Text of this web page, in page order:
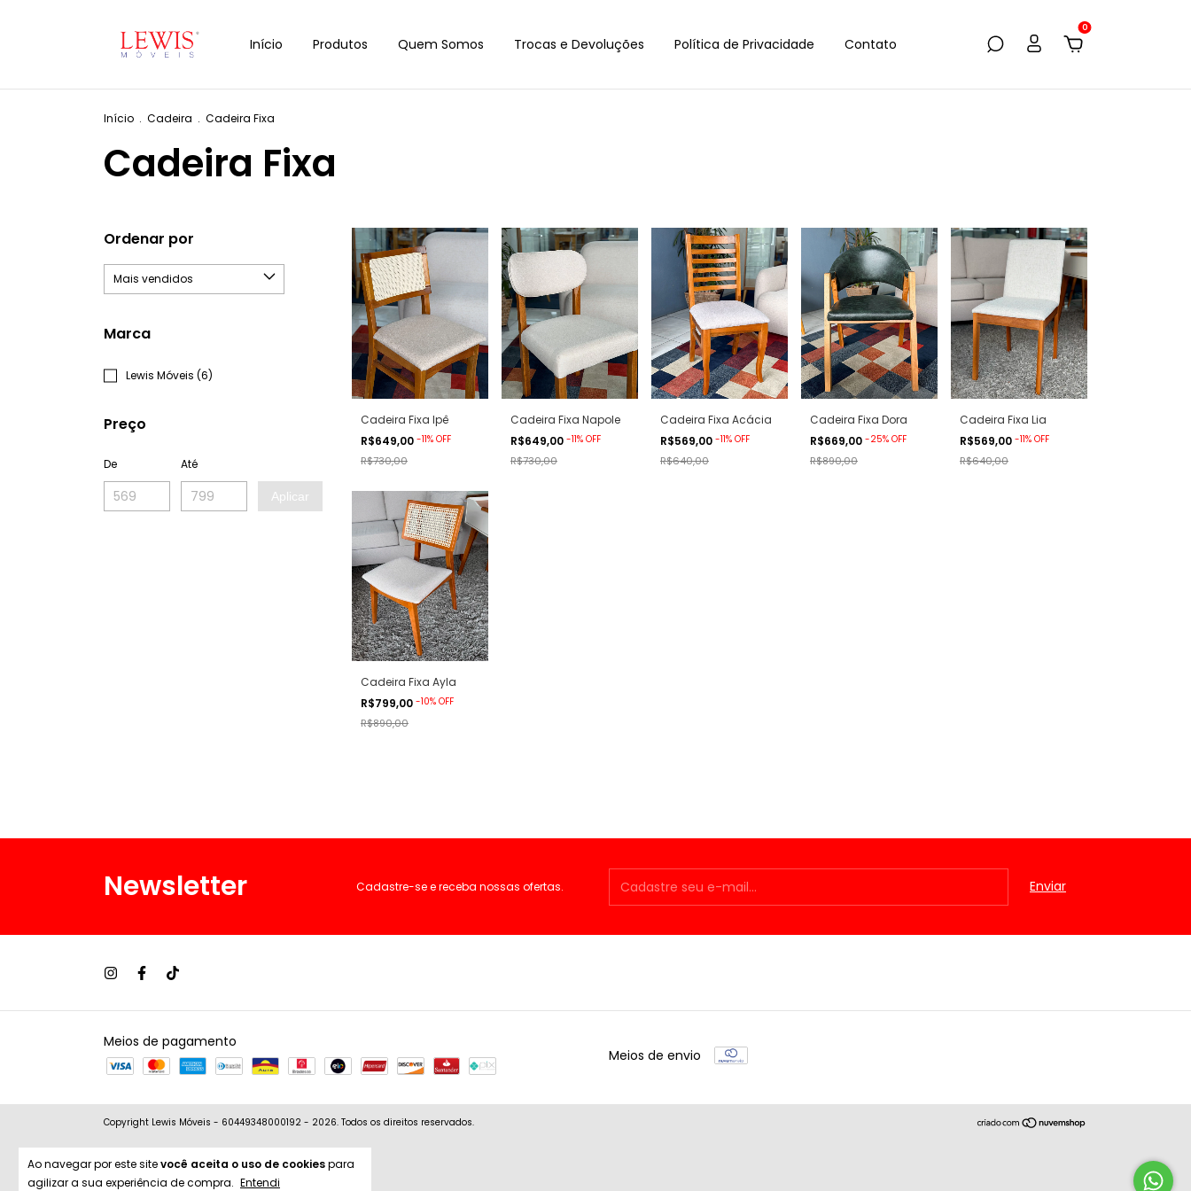
Início Produtos Quem Somos Trocas e Devoluções Política de Privacidade Contato
0
Ao navegar por este sitevocê aceita o uso de cookiespara
agilizar a sua experiência de compra. Entendi
Início . Cadeira . Cadeira Fixa
Cadeira Fixa
Ordenar por
Marca
Lewis Móveis (6)
Preço
De Até
Aplicar
Cadeira Fixa Ipê
R$649,00 -11% OFF
R$730,00
Cadeira Fixa Napole
R$649,00 -11% OFF
R$730,00
Cadeira Fixa Acácia
R$569,00 -11% OFF
R$640,00
Cadeira Fixa Dora
R$669,00 -25% OFF
R$890,00
Cadeira Fixa Lia
R$569,00 -11% OFF
R$640,00
Cadeira Fixa Ayla
R$799,00 -10% OFF
R$890,00
Newsletter Cadastre-se e receba nossas ofertas.
Meios de pagamento
Meios de envio
Copyright Lewis Móveis - 60449348000192 - 2026. Todos os direitos reservados.